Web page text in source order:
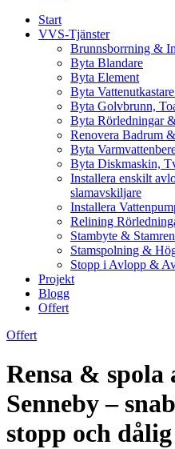
Start
VVS-Tjänster
Brunnsborrning &
Byta Blandare
Byta Element
Byta
Byta Golvbrunn,
Byta Rörledningar
Renovera Badrum
Byta
Byta Diskmaskin,
Installera enskilt
slamavskiljare
Installera
Relining
Stambyte &
Stamspolning &
Stopp i Avlopp &
Projekt
Blogg
Offert
Offert
Rensa & spola
Senneby –
stopp och